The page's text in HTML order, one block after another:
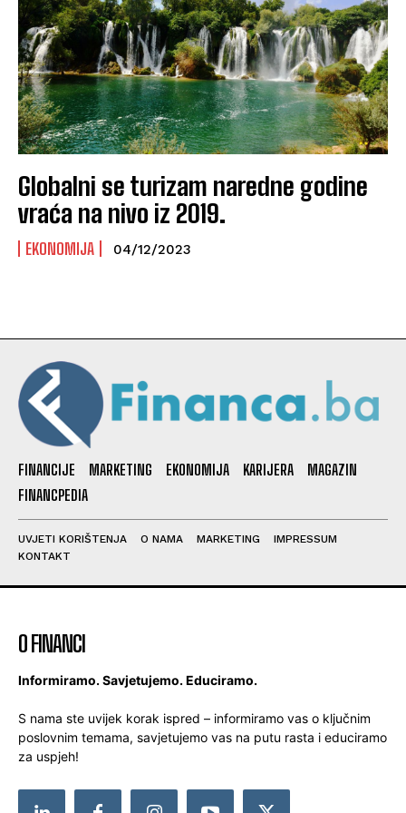
Globalni se turizam naredne godine
vraća na nivo iz 2019.
EKONOMIJA 04/12/2023
FINANCIJE MARKETING EKONOMIJA KARIJERA
MAGAZIN
FINANCPEDIA
UVJETI KORIŠTENJA O NAMA MARKETING
IMPRESSUM
KONTAKT
O FINANCI
Informiramo. Savjetujemo. Educiramo.
S nama ste uvijek korak ispred – informiramo vas o ključnim
poslovnim temama, savjetujemo vas na putu rasta i educiramo
za uspjeh!